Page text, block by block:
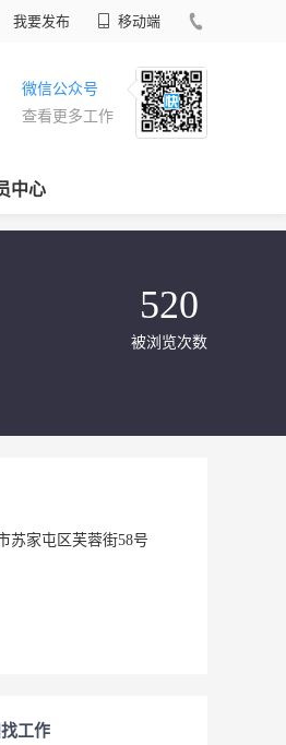
我要发布 移动端
微信公众号
查看更多工作
中心
520
被浏览次数
苏家屯区芙蓉街58号
工作